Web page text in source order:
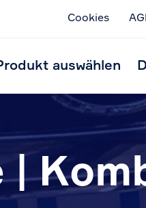
Cookies
auswählen
|